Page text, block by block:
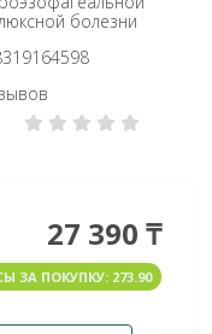
болезни
27 390 ₸
ЗА ПОКУПКУ: 273.90